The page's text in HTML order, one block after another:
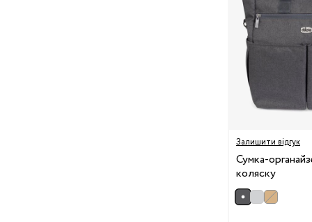
Молоковідсмоктувачі
Подушки для годування
Ліжечка та колиски
приналежності
Пеленальні столики
Крісла-гойдалки,
Залишити відгук
Сумка-
коляску